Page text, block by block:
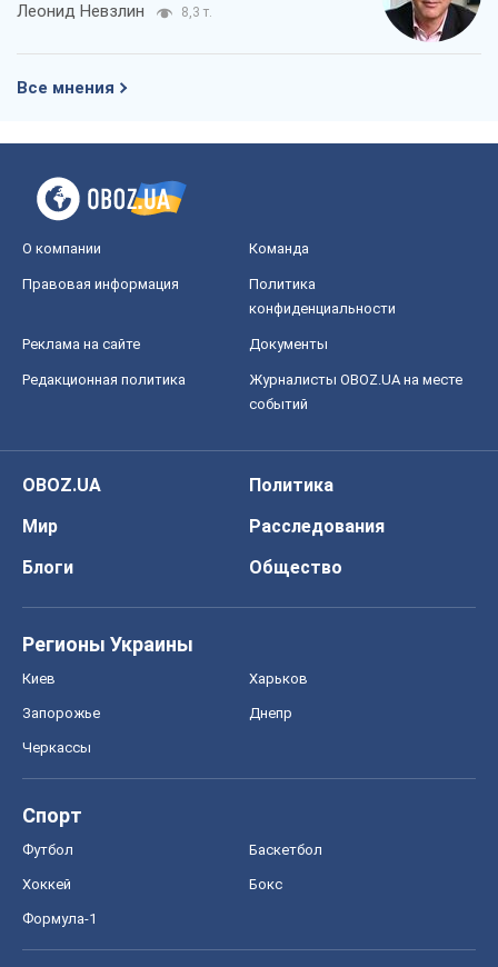
Леонид Невзлин 8,3 т.
Все мнения
О компании Команда
Правовая информация
Политика
конфиденциальности
Реклама на сайте Документы
Редакционная политика
Журналисты OBOZ.UA на месте
событий
OBOZ.UA
Политика
Мир
Расследования
Блоги
Общество
Регионы Украины
Киев Харьков
Запорожье Днепр
Черкассы
Спорт
Футбол Баскетбол
Хоккей Бокс
Формула-1